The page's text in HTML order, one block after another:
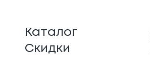
Каталог
Скидки